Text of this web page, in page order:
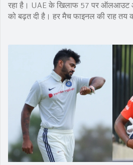
रहा है। UAE के खिलाफ 57 पर ऑलआउट
को बढ़त दी है। हर मैच फाइनल की राह तय